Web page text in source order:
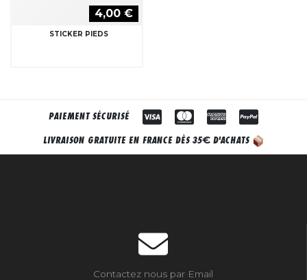
4,00 €
STICKER PIEDS
PAIEMENT SÉCURISÉ
LIVRAISON GRATUITE EN FRANCE DÈS 35€ D'ACHATS
Contactez nous par Email